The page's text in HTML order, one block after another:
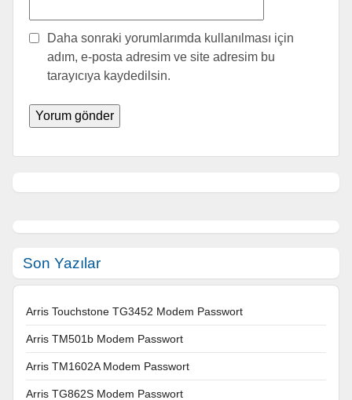
Daha sonraki yorumlarımda kullanılması için
adım, e-posta adresim ve site adresim bu
tarayıcıya kaydedilsin.
Son Yazılar
Arris Touchstone TG3452 Modem Passwort
Arris TM501b Modem Passwort
Arris TM1602A Modem Passwort
Arris TG862S Modem Passwort